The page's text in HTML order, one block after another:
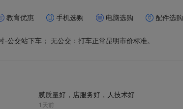
教育优惠 手机选购 电脑选购 配件选购
交站下车； 无公交：打车正常昆明市价标准。
膜质量好，店服务好，人技术好
1天前